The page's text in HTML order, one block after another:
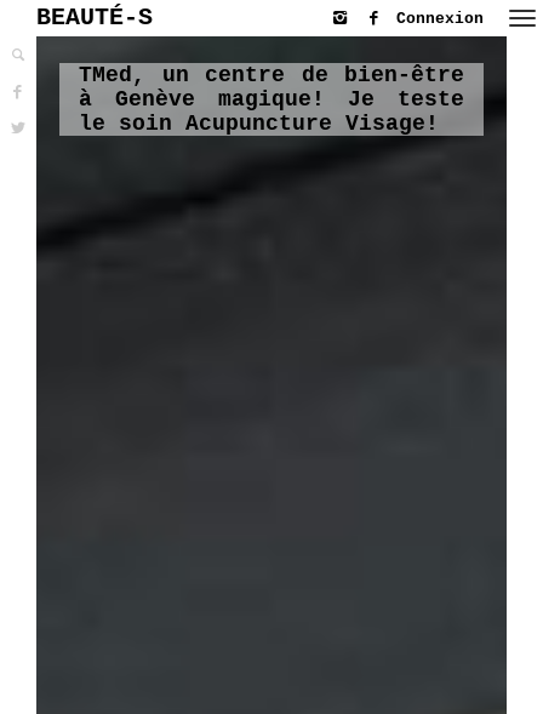
BEAUTÉ-S Connexion
TMed, un centre de bien-être
à Genève magique! Je teste
le soin Acupuncture Visage!